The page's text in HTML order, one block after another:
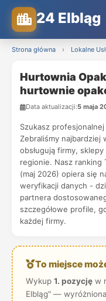
24 Elbląg
Strona główna › Lokalne
Hurtownia
hurtownie
Data aktualizacji:5 maja
Szukasz
Zebraliśmy najbardziej
obsługują firmy,
regionie. Nasz ranking
(maj 2026) opiera się
weryfikacji danych -
partnera
szczegółowe profile,
każdej firmy.
To miejsce
Wykup 1. pozycjęw
Elbląg" —